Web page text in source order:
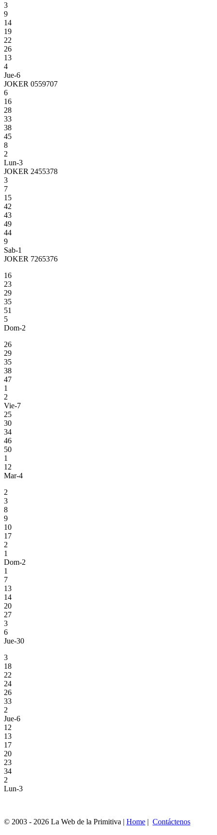
3
9
14
19
22
26
13
4
Jue-6
JOKER 0559707
6
16
28
33
38
45
8
2
Lun-3
JOKER 2455378
3
7
15
42
43
49
44
9
Sab-1
JOKER 7265376
16
23
29
35
51
5
Dom-2
26
29
35
38
47
1
2
Vie-7
25
30
34
46
50
1
12
Mar-4
2
3
8
9
10
17
2
1
Dom-2
1
7
13
14
20
27
3
6
Jue-30
3
18
22
24
26
33
2
Jue-6
12
13
17
20
23
34
2
Lun-3
© 2003 - 2026 La Web de la Primitiva | Home | Contáctenos